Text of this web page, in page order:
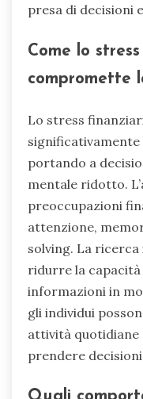
presa di decisioni
Come lo
compromette
Lo stress
portando a
mentale ridotto.
preoccupazioni
attenzione,
solving. La
ridurre la
informazioni in
gli individui
attività
prendere